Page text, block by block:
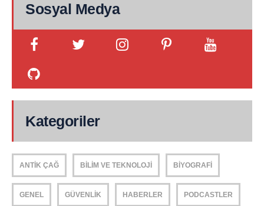
Sosyal Medya
Kategoriler
ANTIK ÇAĞ BILIM VE TEKNOLOJI BIYOGRAFI
GENEL GÜVENLIK HABERLER PODCASTLER